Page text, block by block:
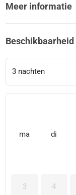
Meer informatie
Beschikbaarheid
ma di
3 4